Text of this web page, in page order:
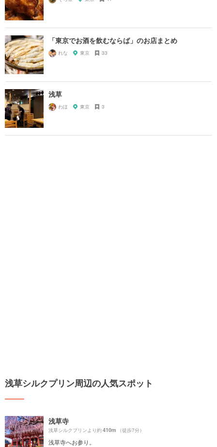
「東京でお酒を飲むならば」のお店まとめ
れな 東京 33
浅草
わほ 東京 3
浅草シルクプリン周辺の人気スポット
浅草寺
浅草シルクプリンより約410m （徒歩7分）
浅草寺へお参り。